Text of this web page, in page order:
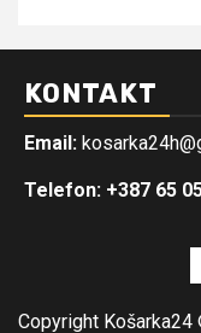
KONTAKT
Email:
Telefon: +387 65
Copyright